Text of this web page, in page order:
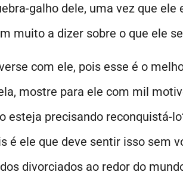
galho dele, uma vez que ele
muito a dizer sobre o que ele
com ele, pois esse é o
mostre para ele com mil
esteja precisando reconquistá-
é ele que deve sentir isso sem
divorciados ao redor do